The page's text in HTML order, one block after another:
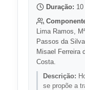
Duração:
Lima Ramos,
Passos da
Misael Ferreira
Costa.
Descrição:
se propõe a